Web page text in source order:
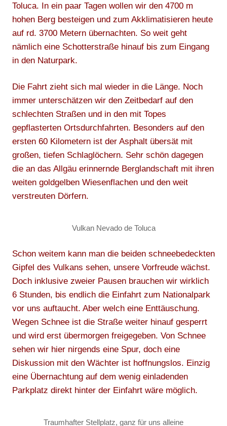
Toluca. In ein paar Tagen wollen wir den 4700 m
hohen Berg besteigen und zum Akklimatisieren heute
auf rd. 3700 Metern übernachten. So weit geht
nämlich eine Schotterstraße hinauf bis zum Eingang
in den Naturpark.
Die Fahrt zieht sich mal wieder in die Länge. Noch
immer unterschätzen wir den Zeitbedarf auf den
schlechten Straßen und in den mit Topes
gepflasterten Ortsdurchfahrten. Besonders auf den
ersten 60 Kilometern ist der Asphalt übersät mit
großen, tiefen Schlaglöchern. Sehr schön dagegen
die an das Allgäu erinnernde Berglandschaft mit ihren
weiten goldgelben Wiesenflachen und den weit
verstreuten Dörfern.
Vulkan Nevado de Toluca
Schon weitem kann man die beiden schneebedeckten
Gipfel des Vulkans sehen, unsere Vorfreude wächst.
Doch inklusive zweier Pausen brauchen wir wirklich
6 Stunden, bis endlich die Einfahrt zum Nationalpark
vor uns auftaucht. Aber welch eine Enttäuschung.
Wegen Schnee ist die Straße weiter hinauf gesperrt
und wird erst übermorgen freigegeben. Von Schnee
sehen wir hier nirgends eine Spur, doch eine
Diskussion mit den Wächter ist hoffnungslos. Einzig
eine Übernachtung auf dem wenig einladenden
Parkplatz direkt hinter der Einfahrt wäre möglich.
Traumhafter Stellplatz, ganz für uns alleine